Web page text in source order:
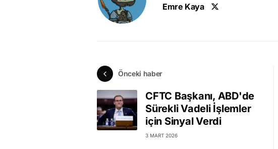
Emre Kaya
Önceki haber
CFTC Başkanı, ABD'de
Sürekli Vadeli İşlemler
için Sinyal Verdi
3 MART 2026